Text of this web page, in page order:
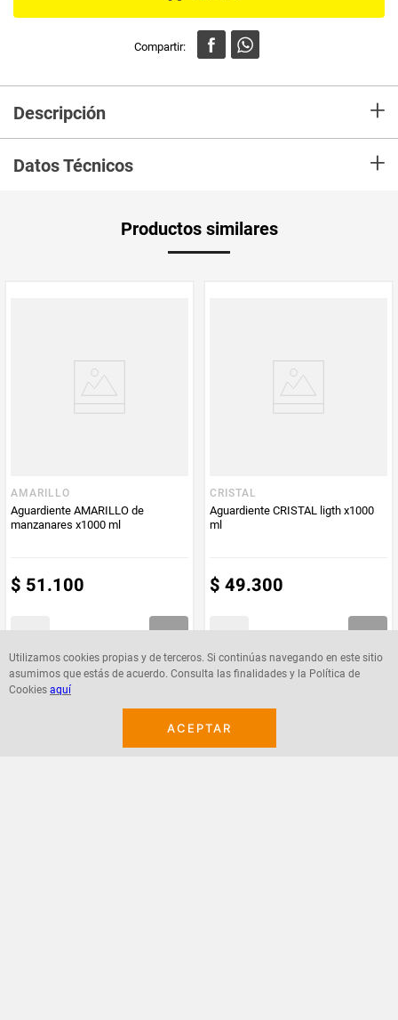
Utilizamos cookies propias y de terceros. Si continúas navegando en este sitio
asumimos que estás de acuerdo. Consulta las finalidades y la Política de
Cookies aquí
ACEPTAR
Descripción +
Datos Técnicos +
Productos similares
AMARILLO
Aguardiente AMARILLO de
manzanares x1000 ml
$ 51.100
CRISTAL
Aguardiente CRISTAL ligth x1000
ml
$ 49.300